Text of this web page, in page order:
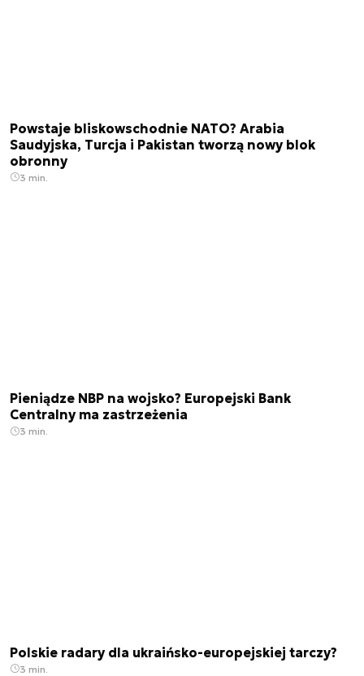
Powstaje bliskowschodnie NATO? Arabia
Saudyjska, Turcja i Pakistan tworzą nowy blok
obronny
3 min.
Pieniądze NBP na wojsko? Europejski Bank
Centralny ma zastrzeżenia
3 min.
Polskie radary dla ukraińsko-europejskiej tarczy?
3 min.